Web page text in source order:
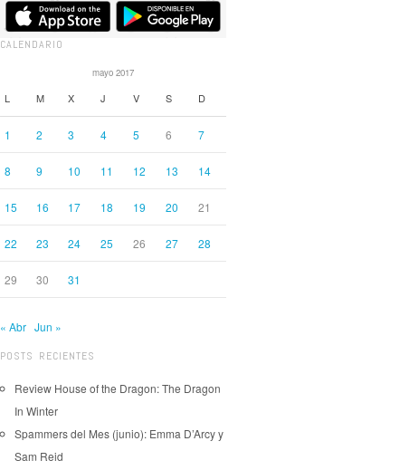
CALENDARIO
mayo 2017
L M X J V S D
1 2 3 4 5 6 7
8 9 10 11 12 13 14
15 16 17 18 19 20 21
22 23 24 25 26 27 28
29 30 31
« Abr Jun »
POSTS RECIENTES
Review House of the Dragon: The Dragon
In Winter
Spammers del Mes (junio): Emma D’Arcy y
Sam Reid